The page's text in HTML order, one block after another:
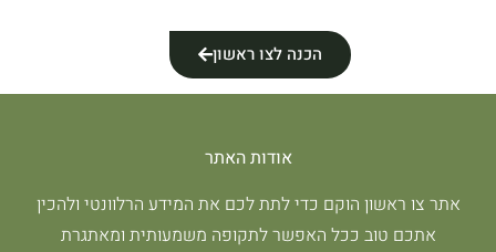
הכנה לצו ראשון
אודות האתר
אתר צו ראשון הוקם כדי לתת לכם את המידע הרלוונטי ולהכין
אתכם טוב ככל האפשר לתקופה משמעותית ומאתגרת